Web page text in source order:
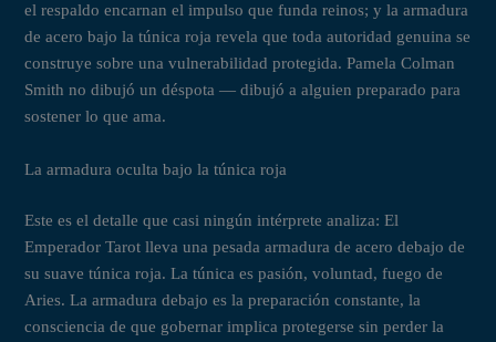
el respaldo encarnan el impulso que funda reinos; y la armadura
de acero bajo la túnica roja revela que toda autoridad genuina se
construye sobre una vulnerabilidad protegida. Pamela Colman
Smith no dibujó un déspota — dibujó a alguien preparado para
sostener lo que ama.
La armadura oculta bajo la túnica roja
Este es el detalle que casi ningún intérprete analiza: El
Emperador Tarot lleva una pesada armadura de acero debajo de
su suave túnica roja. La túnica es pasión, voluntad, fuego de
Aries. La armadura debajo es la preparación constante, la
consciencia de que gobernar implica protegerse sin perder la